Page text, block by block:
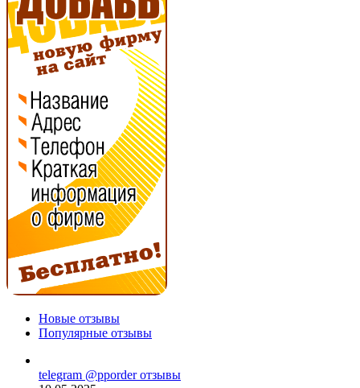
Новые отзывы
Популярные отзывы
telegram @pporder отзывы